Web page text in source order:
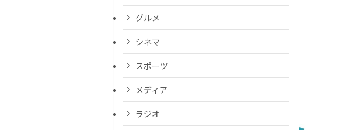
グルメ
シネマ
スポーツ
メディア
ラジオ